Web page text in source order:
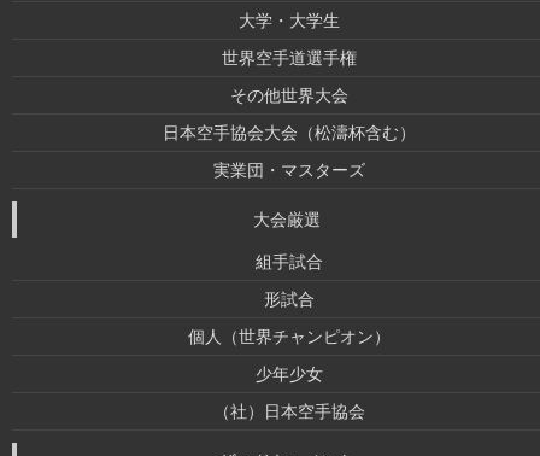
大学・大学生
世界空手道選手権
その他世界大会
日本空手協会大会（松濤杯含む）
実業団・マスターズ
大会厳選
組手試合
形試合
個人（世界チャンピオン）
少年少女
（社）日本空手協会